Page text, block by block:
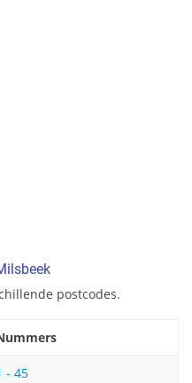
postcodes.
- 45